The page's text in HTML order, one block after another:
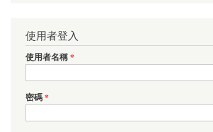
使用者登入
使用者名稱*
密碼*